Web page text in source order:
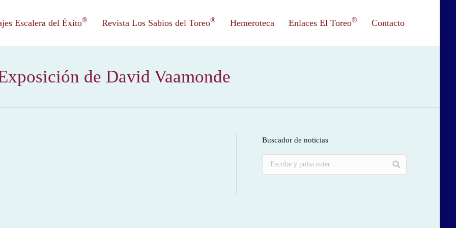
Escalera del Éxito® Revista Los Sabios del Toreo® Hemeroteca Enlaces El Toreo® Contacto
de David Vaamonde
Buscador de noticias